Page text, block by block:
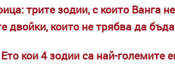
трите зодии, с които Ванга
двойки, които не трябва да
кои 4 зодии са най-големите